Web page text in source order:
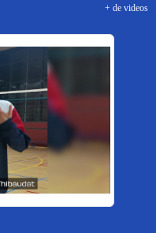
+ de videos